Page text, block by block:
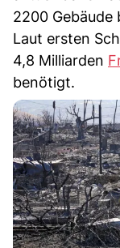
2200
Laut ersten
4,8 Milliarden
benötigt.